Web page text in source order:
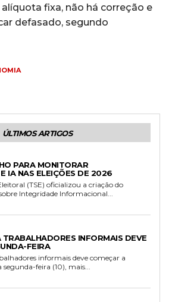
fixa, não há correção e
defasado, segundo
ÚLTIMOS ARTIGOS
PARA MONITORAR
IA NAS ELEIÇÕES DE 2026
(TSE) oficializou a criação do
Integridade Informacional...
TRABALHADORES INFORMAIS DEVE
FEIRA
informais deve começar a
feira (10), mais...